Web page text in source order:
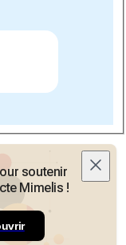
soutenir
Mimelis !